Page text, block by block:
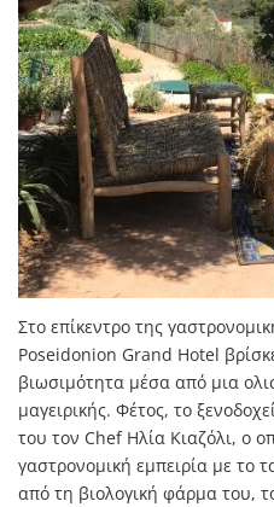
Στο επίκεντρο της
Poseidonion Grand Hotel
βιωσιμότητα μέσα από μια
μαγειρικής. Φέτος, το
του τον Chef Ηλία Κιαζόλι, ο
γαστρονομική εμπειρία με το
από τη βιολογική φάρμα του,